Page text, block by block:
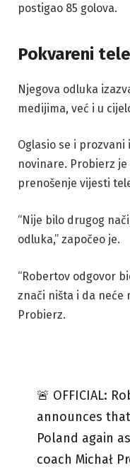
postigao 85 golova.
Pokvareni
Njegova odluka
medijima, već i u
Oglasio se i
novinare. Probierz
prenošenje vijesti
“Nije bilo drugog
odluka,” započeo je.
“Robertov odgovor
znači ništa i da neće
Probierz.
🚨 OFFICIAL:
announces
Poland again
coach Michał